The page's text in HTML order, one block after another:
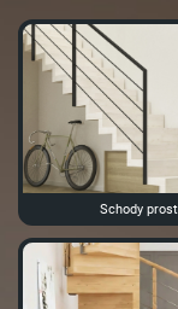
Schody